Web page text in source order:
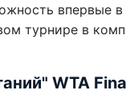
впервые в
турнире в
WTA